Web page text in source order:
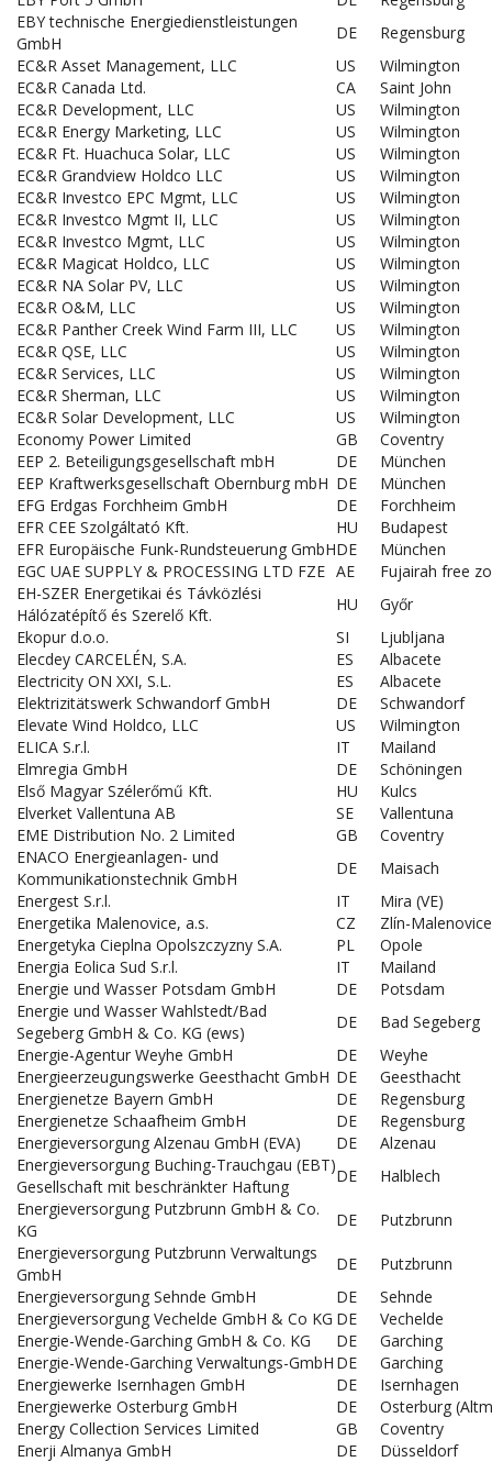
EBY technische Energiedienstleistungen
GmbH
DE
Regensburg
EC&R Asset Management, LLC
US
Wilmington
EC&R Canada Ltd.
CA
Saint John
EC&R Development, LLC
US
Wilmington
EC&R Energy Marketing, LLC
US
Wilmington
EC&R Ft. Huachuca Solar, LLC
US
Wilmington
EC&R Grandview Holdco LLC
US
Wilmington
EC&R Investco EPC Mgmt, LLC
US
Wilmington
EC&R Investco Mgmt II, LLC
US
Wilmington
EC&R Investco Mgmt, LLC
US
Wilmington
EC&R Magicat Holdco, LLC
US
Wilmington
EC&R NA Solar PV, LLC
US
Wilmington
EC&R O&M, LLC
US
Wilmington
EC&R Panther Creek Wind Farm III, LLC
US
Wilmington
EC&R QSE, LLC
US
Wilmington
EC&R Services, LLC
US
Wilmington
EC&R Sherman, LLC
US
Wilmington
EC&R Solar Development, LLC
US
Wilmington
Economy Power Limited
GB
Coventry
EEP 2. Beteiligungsgesellschaft mbH
DE
München
EEP Kraftwerksgesellschaft Obernburg mbH DE
München
EFG Erdgas Forchheim GmbH
DE
Forchheim
EFR CEE Szolgáltató Kft.
HU
Budapest
EFR Europäische Funk-Rundsteuerung GmbHDE
München
EGC UAE SUPPLY & PROCESSING LTD FZE AE
Fujairah free
EH-SZER Energetikai és Távközlési
Hálózatépítő és Szerelő Kft.
HU
Győr
Ekopur d.o.o.
SI
Ljubljana
Elecdey CARCELÉN, S.A.
ES
Albacete
Electricity ON XXI, S.L.
ES
Albacete
Elektrizitätswerk Schwandorf GmbH
DE
Schwandorf
Elevate Wind Holdco, LLC
US
Wilmington
ELICA S.r.l.
IT
Mailand
Elmregia GmbH
DE
Schöningen
Első Magyar Szélerőmű Kft.
HU
Kulcs
Elverket Vallentuna AB
SE
Vallentuna
EME Distribution No. 2 Limited
GB
Coventry
ENACO Energieanlagen- und
Kommunikationstechnik GmbH
DE
Maisach
Energest S.r.l.
IT
Mira (VE)
Energetika Malenovice, a.s.
CZ
Zlín-Malenovice
Energetyka Cieplna Opolszczyzny S.A.
PL
Opole
Energia Eolica Sud S.r.l.
IT
Mailand
Energie und Wasser Potsdam GmbH
DE
Potsdam
Energie und Wasser Wahlstedt/Bad
Segeberg GmbH & Co. KG (ews)
DE
Bad Segeberg
Energie-Agentur Weyhe GmbH
DE
Weyhe
Energieerzeugungswerke Geesthacht GmbH DE
Geesthacht
Energienetze Bayern GmbH
DE
Regensburg
Energienetze Schaafheim GmbH
DE
Regensburg
Energieversorgung Alzenau GmbH (EVA)
DE
Alzenau
Energieversorgung Buching-Trauchgau (EBT)
Gesellschaft mit beschränkter Haftung
DE
Halblech
Energieversorgung Putzbrunn GmbH & Co.
KG
DE
Putzbrunn
Energieversorgung Putzbrunn Verwaltungs
GmbH
DE
Putzbrunn
Energieversorgung Sehnde GmbH
DE
Sehnde
Energieversorgung Vechelde GmbH & Co KG DE
Vechelde
Energie-Wende-Garching GmbH & Co. KG
DE
Garching
Energie-Wende-Garching Verwaltungs-GmbH DE
Garching
Energiewerke Isernhagen GmbH
DE
Isernhagen
Energiewerke Osterburg GmbH
DE
Osterburg
Energy Collection Services Limited
GB
Coventry
Enerji Almanya GmbH
DE Düsseldorf